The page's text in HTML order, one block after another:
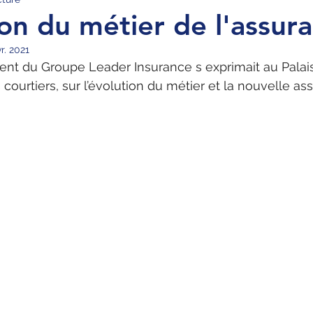
du métier de
2021
du Groupe Leader Insurance s exprimait au
sur l’évolution du métier et la nouvelle